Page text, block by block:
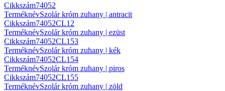
Cikkszám74052
TerméknévSzolár króm zuhany | antracit
Cikkszám74052CL12
TerméknévSzolár króm zuhany | ezüst
Cikkszám74052CL153
TerméknévSzolár króm zuhany | kék
Cikkszám74052CL154
TerméknévSzolár króm zuhany | piros
Cikkszám74052CL155
TerméknévSzolár króm zuhany | zöld